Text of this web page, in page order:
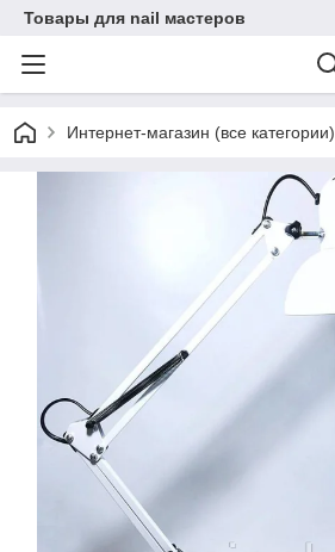
Товары для nail мастеров
Интернет-магазин (все категории)